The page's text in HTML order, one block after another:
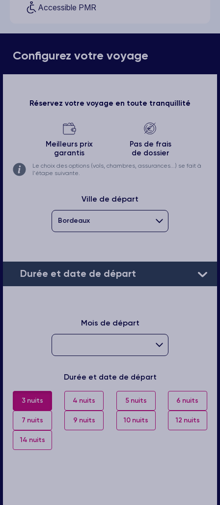
Accessible PMR
Configurez votre voyage
Réservez votre voyage en toute tranquillité
Meilleurs prix
garantis
Pas de frais
de dossier
Le choix des options (vols, chambres, assurances...) se fait à
l'étape suivante.
Ville de départ
Durée et date de départ
Mois de départ
Durée et date de départ
3 nuits 4 nuits 5 nuits 6 nuits
7 nuits 9 nuits 10 nuits 12 nuits
14 nuits